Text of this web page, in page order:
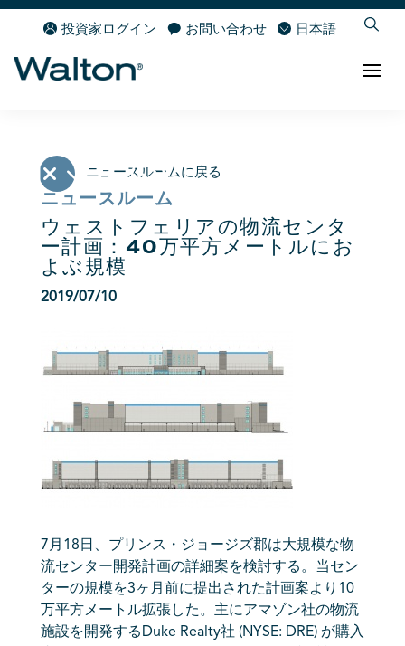
投資家ログイン お問い合わせ 日本語
ニュースルームに戻る
ニュースルーム
ウェストフェリアの物流センタ
ー計画：40万平方メートルにお
よぶ規模
2019/07/10
7月18日、プリンス・ジョージズ郡は大規模な物
流センター開発計画の詳細案を検討する。当セン
ターの規模を3ヶ月前に提出された計画案より10
万平方メートル拡張した。主にアマゾン社の物流
施設を開発するDuke Realty社 (NYSE: DRE) が購入